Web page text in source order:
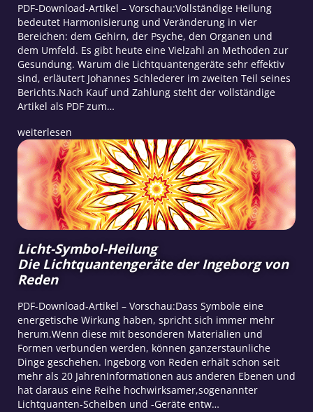
PDF-Download-Artikel – Vorschau:Vollständige Heilung
bedeutet Harmonisierung und Veränderung in vier
Bereichen: dem Gehirn, der Psyche, den Organen und
dem Umfeld. Es gibt heute eine Vielzahl an Methoden zur
Gesundung. Warum die Lichtquantengeräte sehr effektiv
sind, erläutert Johannes Schlederer im zweiten Teil seines
Berichts.Nach Kauf und Zahlung steht der vollständige
Artikel als PDF zum…
weiterlesen
Licht-Symbol-Heilung
Die Lichtquantengeräte der Ingeborg von
Reden
PDF-Download-Artikel – Vorschau:Dass Symbole eine
energetische Wirkung haben, spricht sich immer mehr
herum.Wenn diese mit besonderen Materialien und
Formen verbunden werden, können ganzerstaunliche
Dinge geschehen. Ingeborg von Reden erhält schon seit
mehr als 20 JahrenInformationen aus anderen Ebenen und
hat daraus eine Reihe hochwirksamer,sogenannter
Lichtquanten-Scheiben und -Geräte entw…